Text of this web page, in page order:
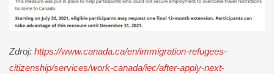
Zdroj: https://www.canada.ca/en/immigration-refugees-
citizenship/services/work-canada/iec/after-apply-next-